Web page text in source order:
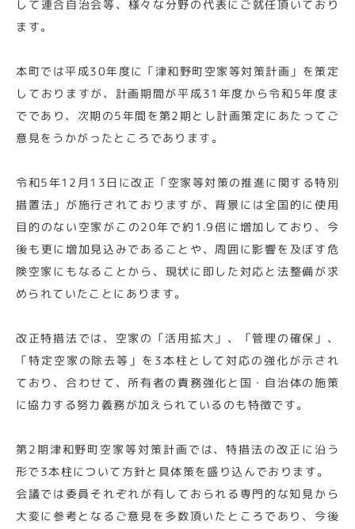
して連合自治会等、様々な分野の代表にご就任頂いており
ます。
本町では平成30年度に「津和野町空家等対策計画」を策定
しておりますが、計画期間が平成31年度から令和5年度ま
でであり、次期の5年間を第2期とし計画策定にあたってご
意見をうかがったところであります。
令和5年12月13日に改正「空家等対策の推進に関する特別
措置法」が施行されておりますが、背景には全国的に使用
目的のない空家がこの20年で約1.9倍に増加しており、今
後も更に増加見込みであることや、周囲に影響を及ぼす危
険空家にもなることから、現状に即した対応と法整備が求
められていたことにあります。
改正特措法では、空家の「活用拡大」、「管理の確保」、
「特定空家の除去等」を3本柱として対応の強化が示され
ており、合わせて、所有者の責務強化と国・自治体の施策
に協力する努力義務が加えられているのも特徴です。
第2期津和野町空家等対策計画では、特措法の改正に沿う
形で3本柱について方針と具体策を盛り込んでおります。
会議では委員それぞれが有しておられる専門的な知見から
大変に参考となるご意見を多数頂いたところであり、今後